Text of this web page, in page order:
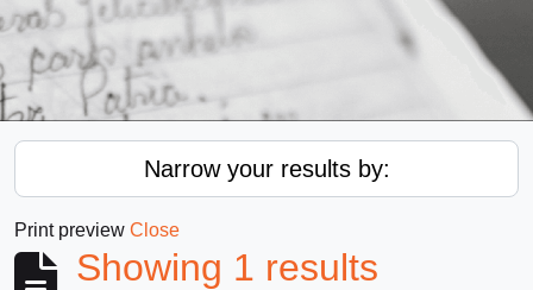
Narrow your results by:
Print preview Close
Showing 1 results